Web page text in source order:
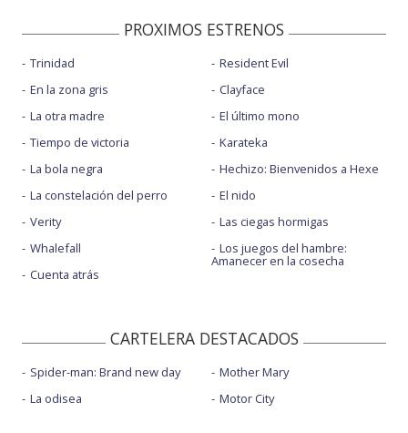
PROXIMOS ESTRENOS
Trinidad
En la zona gris
La otra madre
Tiempo de victoria
La bola negra
La constelación del perro
Verity
Whalefall
Cuenta atrás
Resident Evil
Clayface
El último mono
Karateka
Hechizo: Bienvenidos a Hexe
El nido
Las ciegas hormigas
Los juegos del hambre:
Amanecer en la cosecha
CARTELERA DESTACADOS
Spider-man: Brand new day
La odisea
Mother Mary
Motor City